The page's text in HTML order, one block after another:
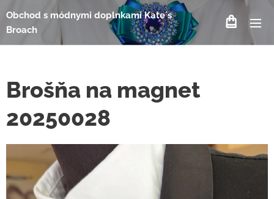
Obchod s módnymi doplnkami Kate´s
Broach
Brošňa na magnet
20250028